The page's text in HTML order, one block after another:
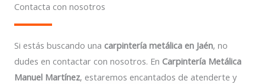
Contacta con nosotros
Si estás buscando una carpintería metálica en Jaén, no
dudes en contactar con nosotros. En Carpintería Metálica
Manuel Martínez, estaremos encantados de atenderte y